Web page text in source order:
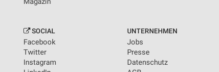
SOCIAL
Facebook
Twitter
Instagram
UNTERNEHMEN
Jobs
Presse
Datenschutz